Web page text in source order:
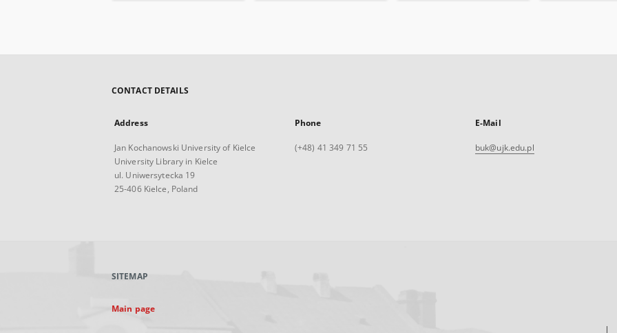
CONTACT DETAILS
Address
Jan Kochanowski University of Kielce
University Library in Kielce
ul. Uniwersytecka 19
25-406 Kielce, Poland
Phone
(+48) 41 349 71 55
E-Mail
buk@ujk.edu.pl
SITEMAP
Main page